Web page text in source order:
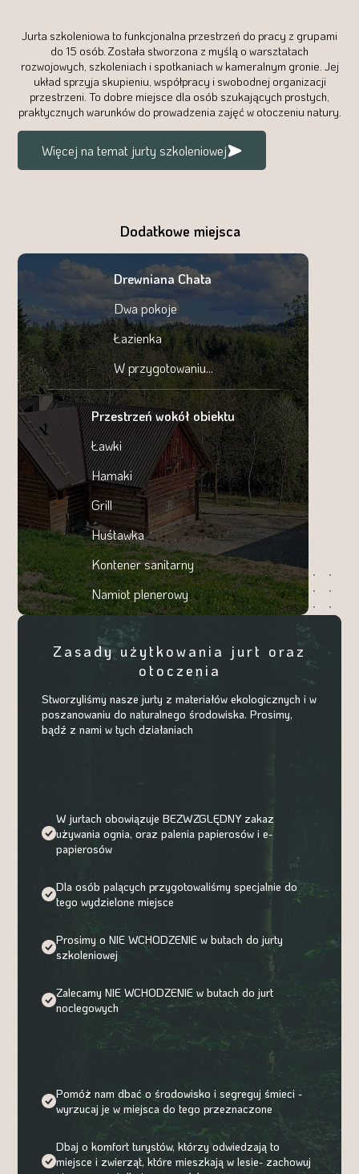
Jurta szkoleniowa to funkcjonalna przestrzeń do pracy z grupami
do 15 osób. Została stworzona z myślą o warsztatach
rozwojowych, szkoleniach i spotkaniach w kameralnym gronie. Jej
układ sprzyja skupieniu, współpracy i swobodnej organizacji
przestrzeni. To dobre miejsce dla osób szukających prostych,
praktycznych warunków do prowadzenia zajęć w otoczeniu natury.
Więcej na temat jurty szkoleniowej
Dodatkowe miejsca
Drewniana Chata
Dwa pokoje
Łazienka
W przygotowaniu...
Przestrzeń wokół obiektu
Ławki
Hamaki
Grill
Huśtawka
Kontener sanitarny
Namiot plenerowy
Zasady użytkowania jurt oraz
otoczenia
Stworzyliśmy nasze jurty z materiałów ekologicznych i w
poszanowaniu do naturalnego środowiska. Prosimy,
bądź z nami w tych działaniach
W jurtach obowiązuje BEZWZGLĘDNY zakaz
używania ognia, oraz palenia papierosów i e-
papierosów
Dla osób palących przygotowaliśmy specjalnie do
tego wydzielone miejsce
Prosimy o NIE WCHODZENIE w butach do jurty
szkoleniowej
Zalecamy NIE WCHODZENIE w butach do jurt
noclegowych
Pomóż nam dbać o środowisko i segreguj śmieci -
wyrzucaj je w miejsca do tego przeznaczone
Dbaj o komfort turystów, którzy odwiedzają to
miejsce i zwierząt, które mieszkają w lesie- zachowuj